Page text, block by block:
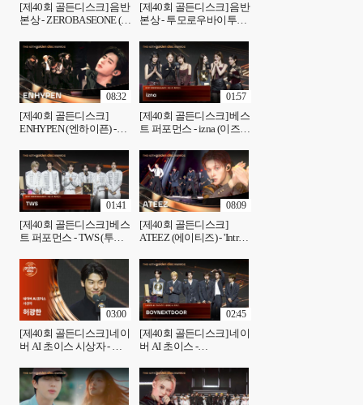
[제40회 골든디스크] 음반
본상 - ZEROBASEONE (제
[제40회 골든디스크] 음반
본상 - 투모로우바이투게
[제40회 골든디스크]
ENHYPEN (엔하이픈) -
Without You) + Daydream +
Outside' ♪
08:32
[제40회 골든디스크] 베스
트 퍼포먼스 - izna (이즈
01:57
[제40회 골든디스크] 베스
트 퍼포먼스 - TWS (투어
01:41
[제40회 골든디스크]
ATEEZ (에이티즈) - 'Intro +
Fantasy' ♪
08:09
[제40회 골든디스크] 네이
버 AI 초이스 시상자 - 허
03:00
[제40회 골든디스크] 네이
버 AI 초이스 -
스트도어)
02:45